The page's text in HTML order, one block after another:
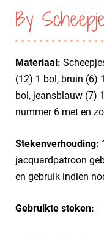
By
Materiaal:
(12) 1 bol, bruin (6)
bol, jeansblauw (7)
nummer 6 met en
Stekenverhouding:
jacquardpatroon
en gebruik indien
Gebruikte steken: